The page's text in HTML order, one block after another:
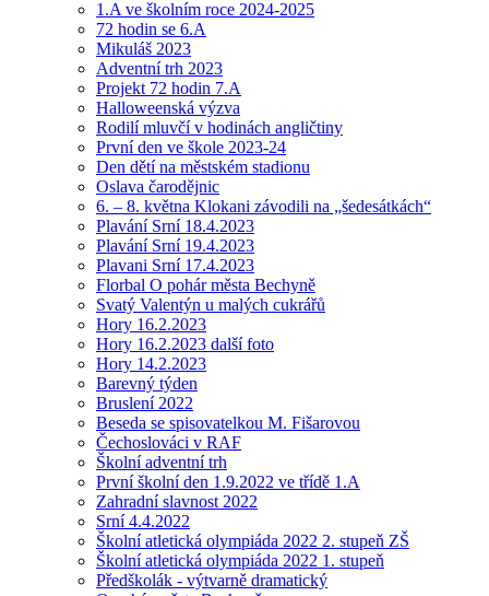
1.A ve školním roce 2024-2025
72 hodin se 6.A
Mikuláš 2023
Adventní trh 2023
Projekt 72 hodin 7.A
Halloweenská výzva
Rodilí mluvčí v hodinách angličtiny
První den ve škole 2023-24
Den dětí na městském stadionu
Oslava čarodějnic
6. – 8. května Klokani závodili na „šedesátkách“
Plavání Srní 18.4.2023
Plavání Srní 19.4.2023
Plavani Srní 17.4.2023
Florbal O pohár města Bechyně
Svatý Valentýn u malých cukrářů
Hory 16.2.2023
Hory 16.2.2023 další foto
Hory 14.2.2023
Barevný týden
Bruslení 2022
Beseda se spisovatelkou M. Fišarovou
Čechoslováci v RAF
Školní adventní trh
První školní den 1.9.2022 ve třídě 1.A
Zahradní slavnost 2022
Srní 4.4.2022
Školní atletická olympiáda 2022 2. stupeň ZŠ
Školní atletická olympiáda 2022 1. stupeň
Předškolák - výtvarně dramatický